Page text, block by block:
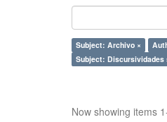
Subject: Archivo ×
Subject: Discursividades
Now showing items